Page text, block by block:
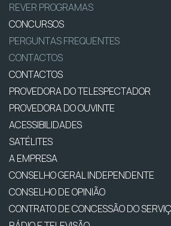
REVER PROGRAMAS
CONCURSOS
PERGUNTAS FREQUENTES
CONTACTOS
CONTACTOS
PROVEDORA DO TELESPECTADOR
PROVEDORA DO OUVINTE
ACESSIBILIDADES
SATÉLITES
A EMPRESA
CONSELHO GERAL INDEPENDENTE
CONSELHO DE OPINIÃO
CONTRATO DE CONCESSÃO DO